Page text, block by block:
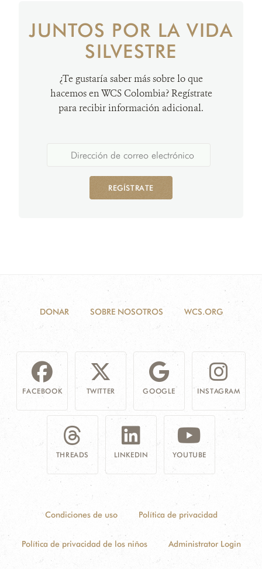
JUNTOS POR LA VIDA
SILVESTRE
¿Te gustaría saber más sobre lo que
hacemos en WCS Colombia? Regístrate
para recibir información adicional.
REGÍSTRATE
DONAR SOBRE NOSOTROS WCS.ORG
FACEBOOK TWITTER GOOGLE INSTAGRAM
THREADS LINKEDIN YOUTUBE
Condiciones de uso Política de privacidad
Política de privacidad de los niños Administrator Login